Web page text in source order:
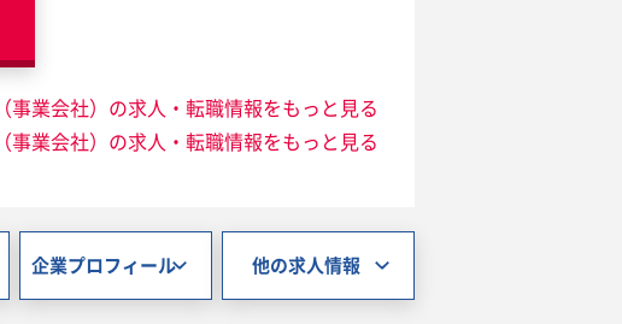
事業会社）の求人・転職情報をもっと見る
事業会社）の求人・転職情報をもっと見る
企業プロフィール 他の求人情報